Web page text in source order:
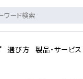
選び方 製品・サービス